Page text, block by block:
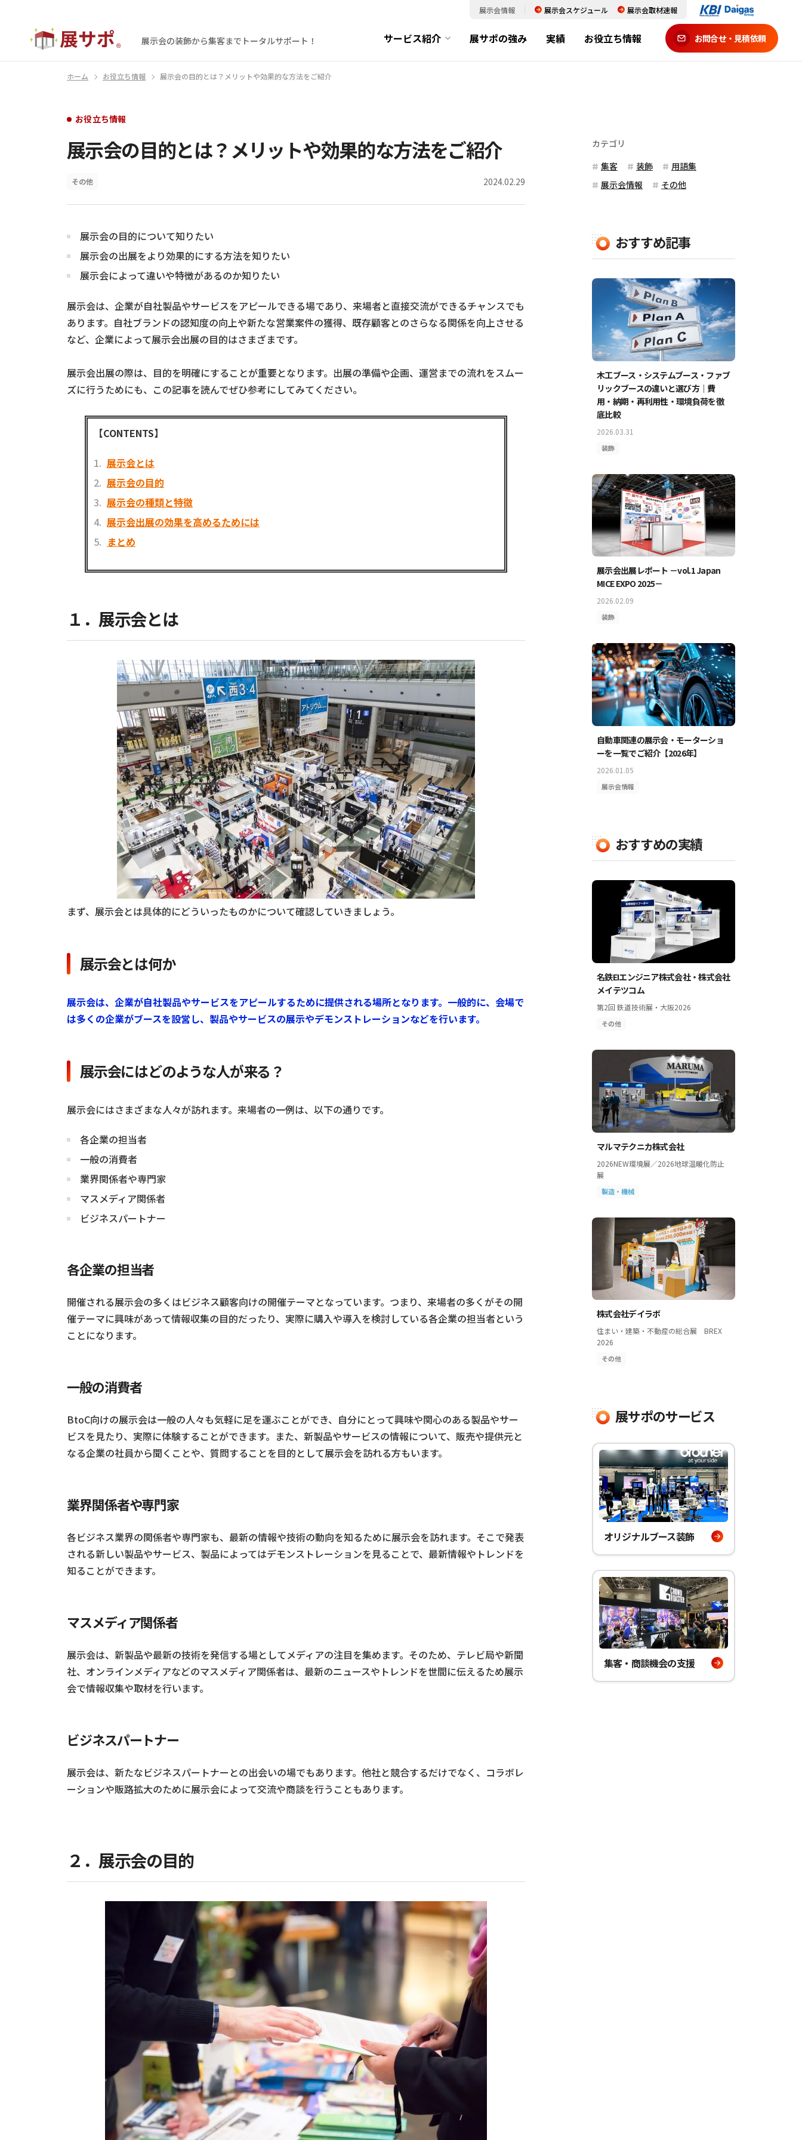
展示会の装飾から集客まで トータルサポート！ サービス紹介 展サポの強み 実績 お役立ち情報
展示会情報 展示会スケジュール 展示会取材速報
お問合せ・見積依頼
ホーム お役立ち情報 展示会の目的とは？メリットや効果的な方法をご紹介
お役立ち情報
展示会の目的とは？メリットや効果的な方法をご紹介
2024.02.29
その他
展示会の目的について知りたい
展示会の出展をより効果的にする方法を知りたい
展示会によって違いや特徴があるのか知りたい
展示会は、企業が自社製品やサービスをアピールできる場であり、来場者と直接交流ができるチャンスでも
あります。自社ブランドの認知度の向上や新たな営業案件の獲得、既存顧客とのさらなる関係を向上させる
など、企業によって展示会出展の目的はさまざまです。
展示会出展の際は、目的を明確にすることが重要となります。出展の準備や企画、運営までの流れをスムー
ズに行うためにも、この記事を読んでぜひ参考にしてみてください。
【CONTENTS】
展示会とは
展示会の目的
展示会の種類と特徴
展示会出展の効果を高めるためには
まとめ
１．展示会とは
まず、展示会とは具体的にどういったものかについて確認していきましょう。
展示会とは何か
展示会は、企業が自社製品やサービスをアピールするために提供される場所となります。一般的に、会場で
は多くの企業がブースを設営し、製品やサービスの展示やデモンストレーションなどを行います。
展示会にはどのような人が来る？
展示会にはさまざまな人々が訪れます。来場者の一例は、以下の通りです。
各企業の担当者
一般の消費者
業界関係者や専門家
マスメディア関係者
ビジネスパートナー
各企業の担当者
開催される展示会の多くはビジネス顧客向けの開催テーマとなっています。つまり、来場者の多くがその開
催テーマに興味があって情報収集の目的だったり、実際に購入や導入を検討している各企業の担当者という
ことになります。
一般の消費者
BtoC向けの展示会は一般の人々も気軽に足を運ぶことができ、自分にとって興味や関心のある製品やサー
ビスを見たり、実際に体験することができます。また、新製品やサービスの情報について、販売や提供元と
なる企業の社員から聞くことや、質問することを目的として展示会を訪れる方もいます。
業界関係者や専門家
各ビジネス業界の関係者や専門家も、最新の情報や技術の動向を知るために展示会を訪れます。そこで発表
される新しい製品やサービス、製品によってはデモンストレーションを見ることで、最新情報やトレンドを
知ることができます。
マスメディア関係者
展示会は、新製品や最新の技術を発信する場としてメディアの注目を集めます。そのため、テレビ局や新聞
社、オンラインメディアなどのマスメディア関係者は、最新のニュースやトレンドを世間に伝えるため展示
会で情報収集や取材を行います。
ビジネスパートナー
展示会は、新たなビジネスパートナーとの出会いの場でもあります。他社と競合するだけでなく、コラボレ
ーションや販路拡大のために展示会によって交流や商談を行うこともあります。
２．展示会の目的
カテゴリ
集客
装飾
用語集
展示会情報
その他
おすすめ記事
木工ブース・システムブース・ファブ
リックブースの違いと選び方｜費
用・納期・再利用性・環境負荷を徹
底比較
2026.03.31
装飾
展示会出展レポート －vol.1 Japan
MICE EXPO 2025－
2026.02.09
装飾
自動車関連の展示会・モーターショ
ーを一覧でご紹介【2026年】
2026.01.05
展示会情報
おすすめの実績
名鉄EIエンジニア株式会社・株式会社
メイテツコム
第2回 鉄道技術展・大阪2026
その他
マルマテクニカ株式会社
2026NEW環境展／2026地球温暖化防止
展
製造・機械
株式会社デイラボ
住まい・建築・不動産の総合展 BREX
2026
その他
展サポのサービス
オリジナルブース装飾
集客・商談機会の支援